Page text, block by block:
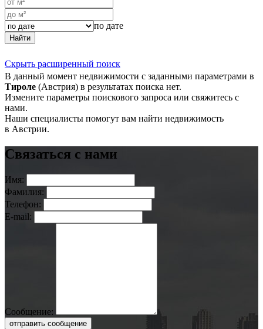
по дате
Найти
Скрыть расширенный поиск
В данный момент недвижимости с заданными параметрами в
Тироле (Австрия) в результатах поиска нет.
Измените параметры поискового запроса или свяжитесь с
нами.
Наши специалисты помогут вам найти недвижимость
в Австрии.
Связаться с нами
Имя:
Фамилия:
Телефон:
E-mail:
Сообщение:
отправить сообщение